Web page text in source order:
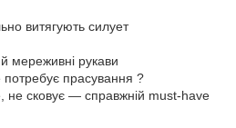
витягують силует
мереживні рукави
прасування ?
не сковує — справжній must-have